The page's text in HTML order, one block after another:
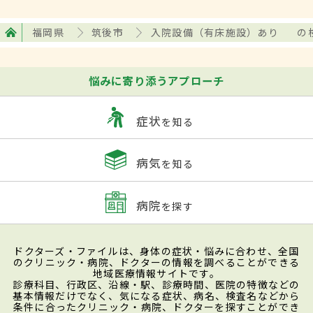
福岡県 筑後市 入院設備（有床施設）あり の
悩みに寄り添うアプローチ
症状を知る
病気を知る
病院を探す
ドクターズ・ファイルは、身体の症状・悩みに合わせ、全国
のクリニック・病院、ドクターの情報を調べることができる
地域医療情報サイトです。
診療科目、行政区、沿線・駅、診療時間、医院の特徴などの
基本情報だけでなく、気になる症状、病名、検査名などから
条件に合ったクリニック・病院、ドクターを探すことができ